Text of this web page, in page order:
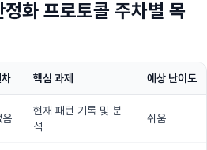
화 프로토콜 주차별 목
핵심 과제 예상 난이도
음
현재 패턴 기록 및 분
석
쉬움